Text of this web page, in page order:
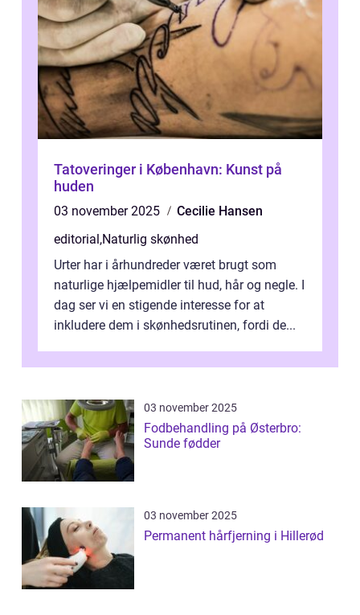
Tatoveringer i København: Kunst på
huden
03 november 2025
Cecilie Hansen
editorial,Naturlig skønhed
Urter har i århundreder været brugt som
naturlige hjælpemidler til hud, hår og negle. I
dag ser vi en stigende interesse for at
inkludere dem i skønhedsrutinen, fordi de...
03 november 2025
Fodbehandling på Østerbro:
Sunde fødder
03 november 2025
Permanent hårfjerning i Hillerød